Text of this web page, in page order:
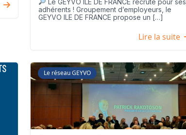
Le GEYVO ILE DE FRANCE recrute pour ses
adhérents ! Groupement d’employeurs, le
GEYVO ILE DE FRANCE propose un […]
Lire la suite
Le réseau GEYVO